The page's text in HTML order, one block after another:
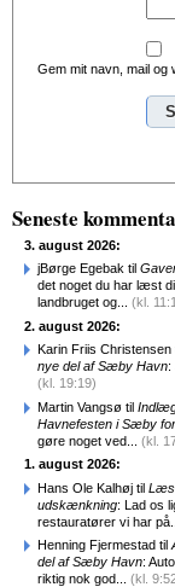
Gem mit navn, mail og
Seneste
3. august 2026:
jBørge Egebak til
det noget du har læst
landbruget og... (kl.
2. august 2026:
Karin Friis Christensen
nye del af Sæby Havn:
(kl. 19:19)
Martin Vangsø til
Havnefesten i Sæby
gøre noget ved... (kl.
1. august 2026:
Hans Ole Kalhøj til
udskænkning: Lad os
restauratører vi har
Henning Fjermestad til
del af Sæby Havn:
riktig nok god... (kl.